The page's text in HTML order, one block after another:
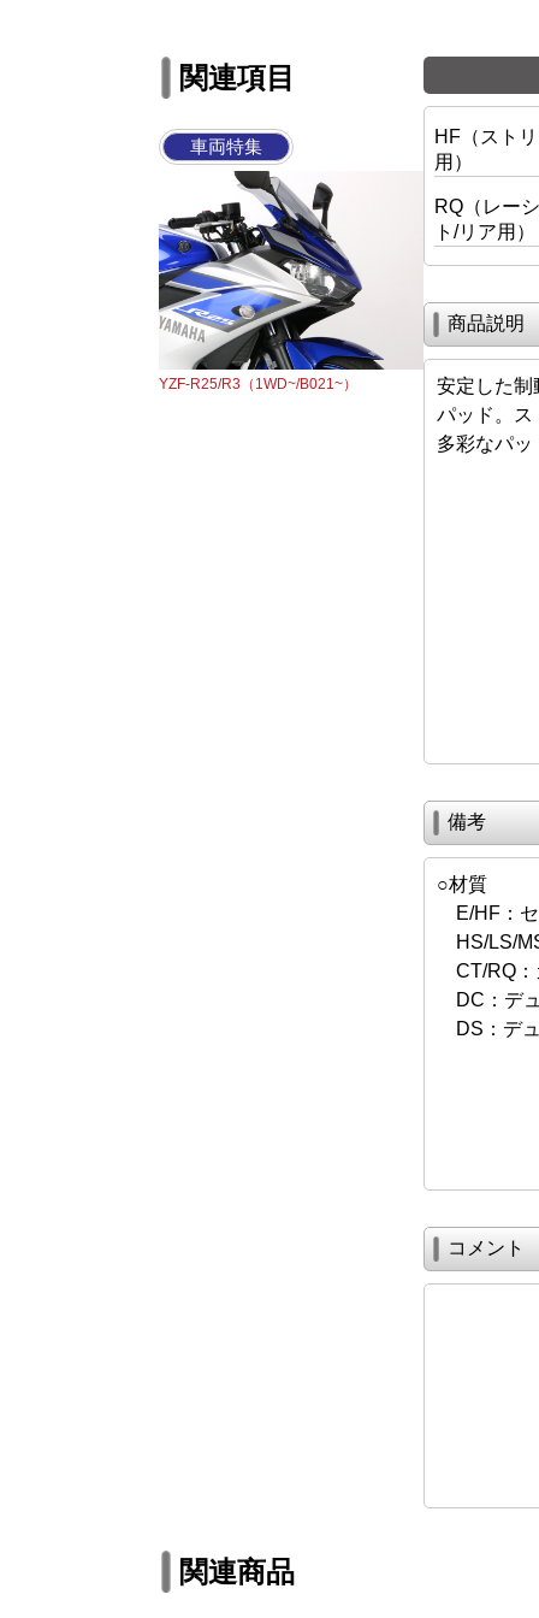
関連項目
車両特集
YZF-R25/R3（1WD~/B021~）
HF（スト
用）
RQ（レー
ト/リア用）
商品説明
安定した制
パッド。ス
多彩なパ
備考
○材質
E/HF：セ
HS/LS/
CT/RQ：
DC：デ
DS：デ
コメント
関連商品